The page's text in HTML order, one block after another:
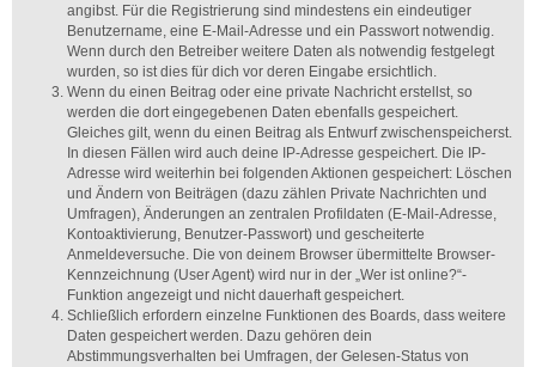
angibst. Für die Registrierung sind mindestens ein eindeutiger
Benutzername, eine E-Mail-Adresse und ein Passwort notwendig.
Wenn durch den Betreiber weitere Daten als notwendig festgelegt
wurden, so ist dies für dich vor deren Eingabe ersichtlich.
Wenn du einen Beitrag oder eine private Nachricht erstellst, so
werden die dort eingegebenen Daten ebenfalls gespeichert.
Gleiches gilt, wenn du einen Beitrag als Entwurf zwischenspeicherst.
In diesen Fällen wird auch deine IP-Adresse gespeichert. Die IP-
Adresse wird weiterhin bei folgenden Aktionen gespeichert: Löschen
und Ändern von Beiträgen (dazu zählen Private Nachrichten und
Umfragen), Änderungen an zentralen Profildaten (E-Mail-Adresse,
Kontoaktivierung, Benutzer-Passwort) und gescheiterte
Anmeldeversuche. Die von deinem Browser übermittelte Browser-
Kennzeichnung (User Agent) wird nur in der „Wer ist online?“-
Funktion angezeigt und nicht dauerhaft gespeichert.
Schließlich erfordern einzelne Funktionen des Boards, dass weitere
Daten gespeichert werden. Dazu gehören dein
Abstimmungsverhalten bei Umfragen, der Gelesen-Status von